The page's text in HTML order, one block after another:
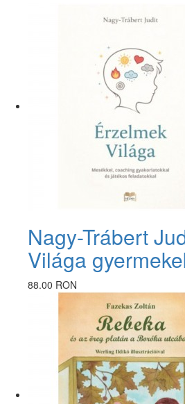
Nagy-Trábert
Világa
88.00 RON